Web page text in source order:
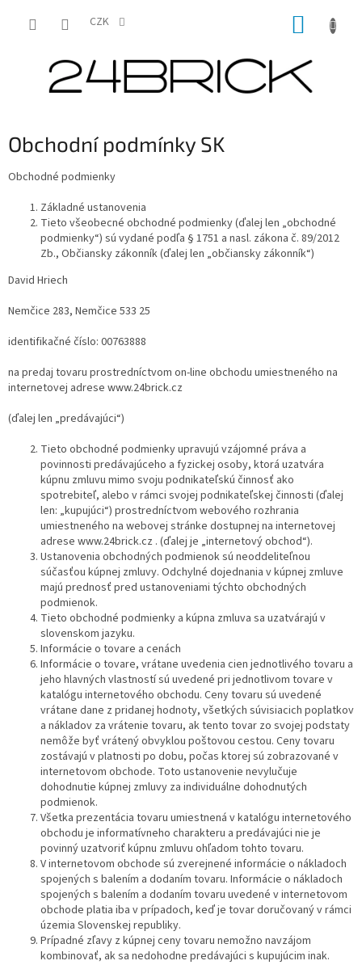
CZK
Obchodní podmínky SK
Obchodné podmienky
Základné ustanovenia
Tieto všeobecné obchodné podmienky (ďalej len „obchodné
podmienky“) sú vydané podľa § 1751 a nasl. zákona č. 89/2012
Zb., Občiansky zákonník (ďalej len „občiansky zákonník“)
David Hriech
Nemčice 283, Nemčice 533 25
identifikačné číslo: 00763888
na predaj tovaru prostredníctvom on-line obchodu umiestneného na
internetovej adrese www.24brick.cz
(ďalej len „predávajúci“)
Tieto obchodné podmienky upravujú vzájomné práva a
povinnosti predávajúceho a fyzickej osoby, ktorá uzatvára
kúpnu zmluvu mimo svoju podnikateľskú činnosť ako
spotrebiteľ, alebo v rámci svojej podnikateľskej činnosti (ďalej
len: „kupujúci“) prostredníctvom webového rozhrania
umiestneného na webovej stránke dostupnej na internetovej
adrese www.24brick.cz . (ďalej je „internetový obchod“).
Ustanovenia obchodných podmienok sú neoddeliteľnou
súčasťou kúpnej zmluvy. Odchylné dojednania v kúpnej zmluve
majú prednosť pred ustanoveniami týchto obchodných
podmienok.
Tieto obchodné podmienky a kúpna zmluva sa uzatvárajú v
slovenskom jazyku.
Informácie o tovare a cenách
Informácie o tovare, vrátane uvedenia cien jednotlivého tovaru a
jeho hlavných vlastností sú uvedené pri jednotlivom tovare v
katalógu internetového obchodu. Ceny tovaru sú uvedené
vrátane dane z pridanej hodnoty, všetkých súvisiacich poplatkov
a nákladov za vrátenie tovaru, ak tento tovar zo svojej podstaty
nemôže byť vrátený obvyklou poštovou cestou. Ceny tovaru
zostávajú v platnosti po dobu, počas ktorej sú zobrazované v
internetovom obchode. Toto ustanovenie nevylučuje
dohodnutie kúpnej zmluvy za individuálne dohodnutých
podmienok.
Všetka prezentácia tovaru umiestnená v katalógu internetového
obchodu je informatívneho charakteru a predávajúci nie je
povinný uzatvoriť kúpnu zmluvu ohľadom tohto tovaru.
V internetovom obchode sú zverejnené informácie o nákladoch
spojených s balením a dodaním tovaru. Informácie o nákladoch
spojených s balením a dodaním tovaru uvedené v internetovom
obchode platia iba v prípadoch, keď je tovar doručovaný v rámci
územia Slovenskej republiky.
Prípadné zľavy z kúpnej ceny tovaru nemožno navzájom
kombinovať, ak sa nedohodne predávajúci s kupujúcim inak.